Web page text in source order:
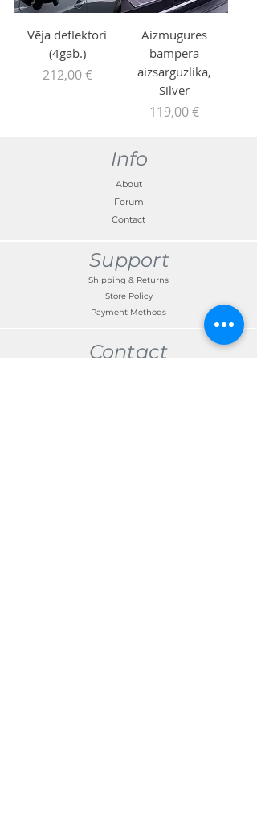
Vēja deflektori
(4gab.)
Price
212,00 €
Aizmugures
bampera
aizsarguzlika,
Silver
Price
119,00 €
Info
About
Forum
Contact
Support
Shipping & Returns
Store Policy
Payment Methods
Contact